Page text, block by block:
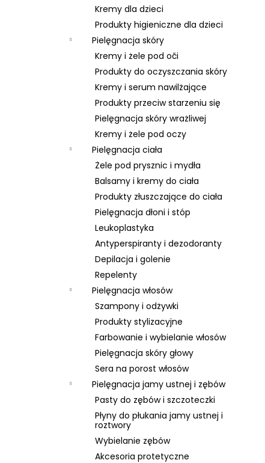
Kremy dla dzieci
Produkty higieniczne dla dzieci
Pielęgnacja skóry
Kremy i żele pod oči
Produkty do oczyszczania skóry
Kremy i serum nawilżające
Produkty przeciw starzeniu się
Pielęgnacja skóry wrażliwej
Kremy i żele pod oczy
Pielęgnacja ciała
Żele pod prysznic i mydła
Balsamy i kremy do ciała
Produkty złuszczające do ciała
Pielęgnacja dłoni i stóp
Leukoplastyka
Antyperspiranty i dezodoranty
Depilacja i golenie
Repelenty
Pielęgnacja włosów
Szampony i odżywki
Produkty stylizacyjne
Farbowanie i wybielanie włosów
Pielęgnacja skóry głowy
Sera na porost włosów
Pielęgnacja jamy ustnej i zębów
Pasty do zębów i szczoteczki
Płyny do płukania jamy ustnej i
roztwory
Wybielanie zębów
Akcesoria protetyczne